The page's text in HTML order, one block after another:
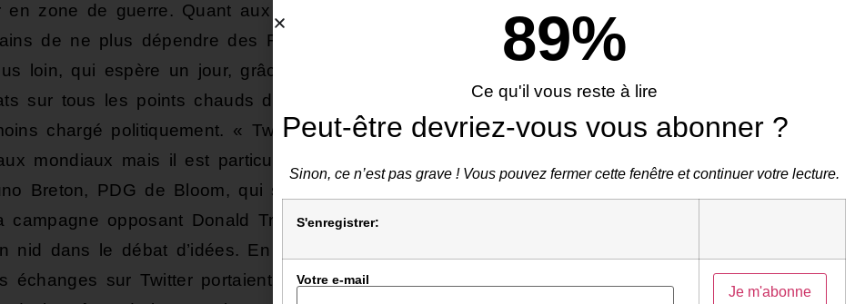
zone de guerre. Quant aux lanceurs de
de ne plus dépendre des Russes pour les
loin, qui espère un jour, grâce à eux, déplacer
sur tous les points chauds du globe.Le dernier
chargé politiquement. « Twitter ne pèse que
mondiaux mais il est particulièrement influent et
Breton, PDG de Bloom, qui scrute le babillage
opposant Donald Trump à Hillary
nid dans le débat d’idées. En juin 2022, d’après
échanges sur Twitter portaient sur la politique. »Il
Ce qu'il vous reste à lire
90%
Peut-être devriez-vous vous abonner ?
Sinon, ce n’est pas grave ! Vous pouvez fermer cette fenêtre et continuer votre lecture.
S'enregistrer:
Votre e-mail